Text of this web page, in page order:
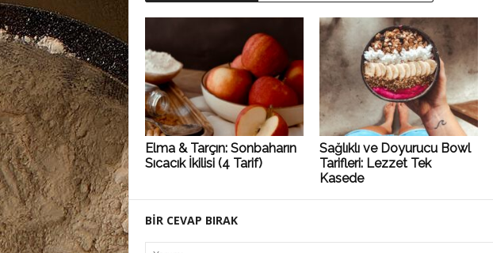
Elma & Tarçın: Sonbaharın
Sıcacık İkilisi (4 Tarif)
Sağlıklı ve Doyurucu Bowl
Tarifleri: Lezzet Tek
Kasede
BİR CEVAP BIRAK